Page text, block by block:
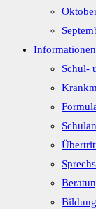
Informationen
Schul-